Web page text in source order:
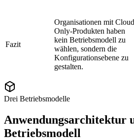
Fazit
Organisationen mit
Only-Produkten haben
kein Betriebsmodell zu
wählen, sondern die
Konfigurationsebene zu
gestalten.
Drei Betriebsmodelle
Anwendungsarchitektur
Betriebsmodell